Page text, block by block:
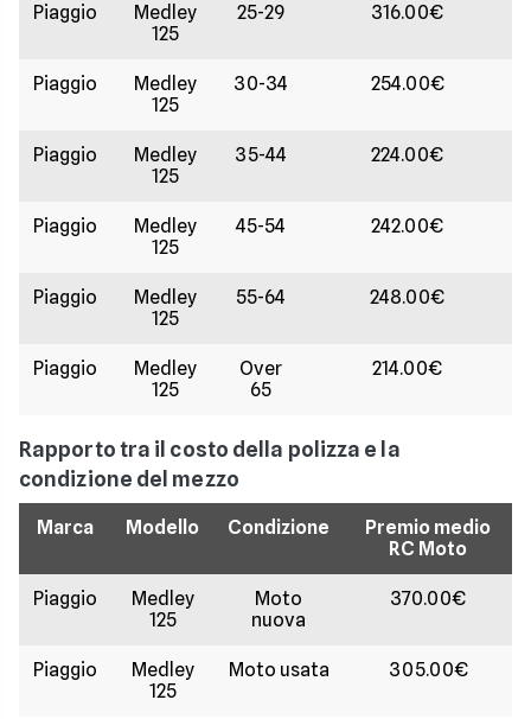
Piaggio
Medley
125
25-29 316.00€
Piaggio
Medley
125
30-34 254.00€
Piaggio
Medley
125
35-44 224.00€
Piaggio
Medley
125
45-54 242.00€
Piaggio
Medley
125
55-64 248.00€
Piaggio
Medley
125
Over
65
214.00€
Rapporto tra il costo della polizza e la
condizione del mezzo
Marca Modello Condizione
Premio medio
RC Moto
Piaggio
Medley
125
Moto
nuova
370.00€
Piaggio
Medley
125
Moto usata 305.00€